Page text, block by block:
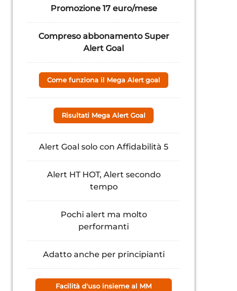
Promozione 17 euro/mese
Compreso abbonamento Super
Alert Goal
Come funziona il Mega Alert goal
Risultati Mega Alert Goal
Alert Goal solo con Affidabilità 5
Alert HT HOT, Alert secondo
tempo
Pochi alert ma molto
performanti
Adatto anche per principianti
Facilità d'uso insieme al MM